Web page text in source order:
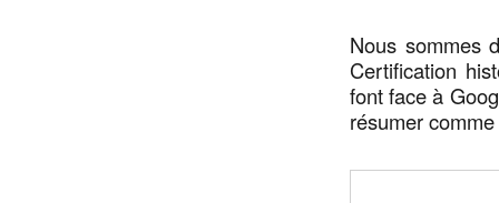
Nous sommes
Certification
font face à
résumer